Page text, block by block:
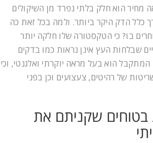
מחיר הוא חלק בלתי נפרד מן השיקולים
כלל הדק היקר ביותר. ולמה בכל זאת כה
בו? כי הטקסטורה שלו חלקה יותר
שבלחות העץ אינן נראות כמו בדקים
הוא בעל מראה יוקרתי ואלגנטי, וכי
של רהיטים, צעצועים וכן בפני
בטוחים שקניתם את